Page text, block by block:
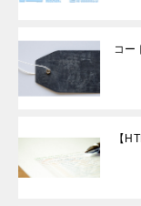
コー
【